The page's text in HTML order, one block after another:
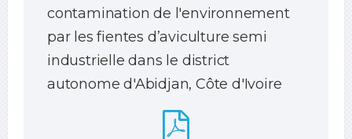
contamination de l'environnement
par les fientes d’aviculture semi
industrielle dans le district
autonome d'Abidjan, Côte d'Ivoire